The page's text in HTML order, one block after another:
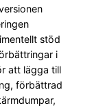
stöd
i
att lägga till
förbättrad